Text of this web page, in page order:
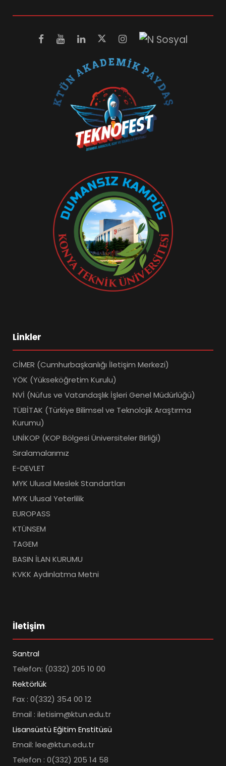
Linkler
CİMER (Cumhurbaşkanlığı İletişim Merkezi)
YÖK (Yükseköğretim Kurulu)
NVİ (Nüfus ve Vatandaşlık İşleri Genel Müdürlüğü)
TÜBİTAK (Türkiye Bilimsel ve Teknolojik Araştırma
Kurumu)
UNİKOP (KOP Bölgesi Üniversiteler Birliği)
Sıralamalarımız
E-DEVLET
MYK Ulusal Meslek Standartları
MYK Ulusal Yeterlilik
EUROPASS
KTÜNSEM
TAGEM
BASIN İLAN KURUMU
KVKK Aydınlatma Metni
İletişim
Santral
Telefon: (0332) 205 10 00
Rektörlük
Fax : 0(332) 354 00 12
Email : iletisim@ktun.edu.tr
Lisansüstü Eğitim Enstitüsü
Email: lee@ktun.edu.tr
Telefon : 0(332) 205 14 58